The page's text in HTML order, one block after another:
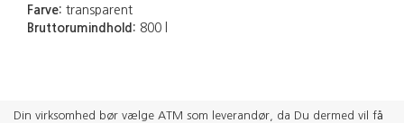
Farve: transparent
Bruttorumindhold: 800 l
Din virksomhed bør vælge ATM som leverandør, da Du dermed vil få